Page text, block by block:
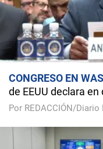
CONGRESO EN
de EEUU declara
Por REDACCIÓN/